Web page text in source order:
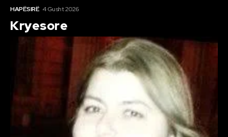
HAPËSIRË 4 Gusht 2026
Kryesore